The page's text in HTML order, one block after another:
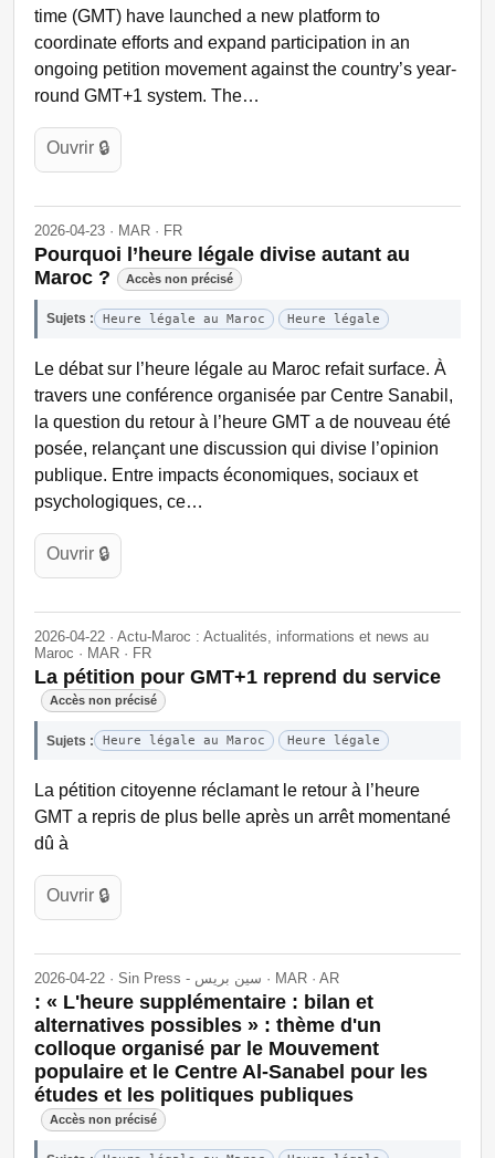
time (GMT) have launched a new platform to
coordinate efforts and expand participation in an
ongoing petition movement against the country’s year-
round GMT+1 system. The…
Ouvrir 🔒
2026-04-23 · MAR · FR
Pourquoi l’heure légale divise autant au
Maroc ?
Accès non précisé
Sujets : Heure légale au Maroc Heure légale
Le débat sur l’heure légale au Maroc refait surface. À
travers une conférence organisée par Centre Sanabil,
la question du retour à l’heure GMT a de nouveau été
posée, relançant une discussion qui divise l’opinion
publique. Entre impacts économiques, sociaux et
psychologiques, ce…
Ouvrir 🔒
2026-04-22 · Actu-Maroc : Actualités, informations et news au
Maroc · MAR · FR
La pétition pour GMT+1 reprend du service
Accès non précisé
Sujets : Heure légale au Maroc Heure légale
La pétition citoyenne réclamant le retour à l’heure
GMT a repris de plus belle après un arrêt momentané
dû à
Ouvrir 🔒
2026-04-22 · Sin Press - سين بريس · MAR · AR
: « L'heure supplémentaire : bilan et
alternatives possibles » : thème d'un
colloque organisé par le Mouvement
populaire et le Centre Al-Sanabel pour les
études et les politiques publiques
Accès non précisé